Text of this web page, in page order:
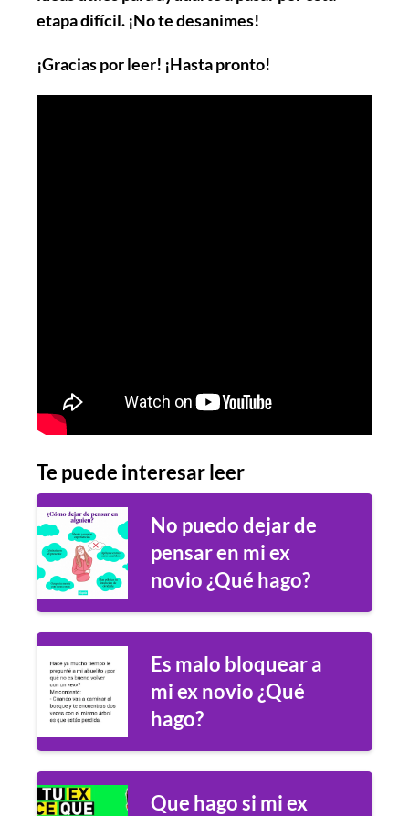
etapa difícil. ¡No te desanimes!
¡Gracias por leer! ¡Hasta pronto!
Te puede interesar leer
No puedo dejar de
pensar en mi ex
novio ¿Qué hago?
Es malo bloquear a
mi ex novio ¿Qué
hago?
Que hago si mi ex